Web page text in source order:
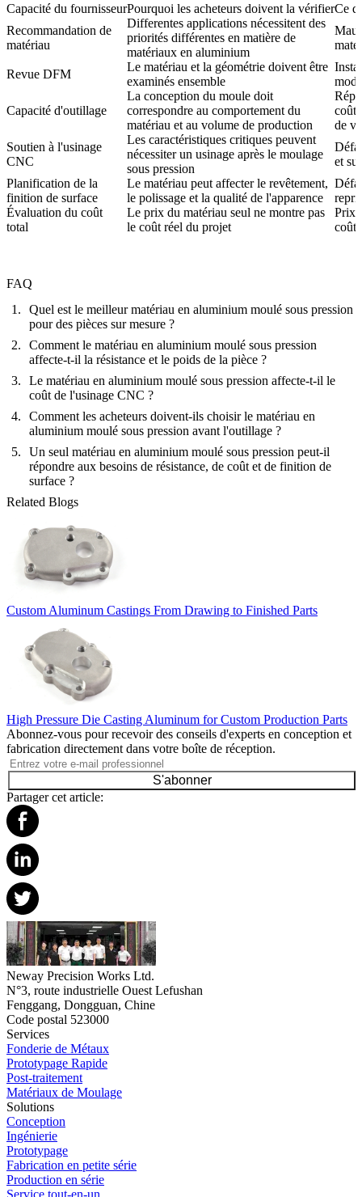
Capacité du fournisseurPourquoi les acheteurs doivent la vérifierCe
Recommandation de
matériau
Differentes applications nécessitent des
priorités différentes en matière de
matériaux en aluminium
Revue DFM
Le matériau et la géométrie doivent être
examinés ensemble
Capacité d'outillage
La conception du moule doit
correspondre au comportement du
matériau et au volume de production
de
Soutien à l'usinage
CNC
Les caractéristiques critiques peuvent
nécessiter un usinage après le moulage
sous pression
et
Planification de la
finition de surface
Le matériau peut affecter le revêtement,
le polissage et la qualité de l'apparence
Évaluation du coût
total
Le prix du matériau seul ne montre pas
le coût réel du projet
Prix
coût
FAQ
Quel est le meilleur matériau en aluminium moulé sous pression
pour des pièces sur mesure ?
Comment le matériau en aluminium moulé sous pression
affecte-t-il la résistance et le poids de la pièce ?
Le matériau en aluminium moulé sous pression affecte-t-il le
coût de l'usinage CNC ?
Comment les acheteurs doivent-ils choisir le matériau en
aluminium moulé sous pression avant l'outillage ?
Un seul matériau en aluminium moulé sous pression peut-il
répondre aux besoins de résistance, de coût et de finition de
surface ?
Related Blogs
Custom Aluminum Castings From Drawing to Finished Parts
High Pressure Die Casting Aluminum for Custom Production Parts
Abonnez-vous pour recevoir des conseils d'experts en conception et
fabrication directement dans votre boîte de réception.
S'abonner
Partager cet article:
Neway Precision Works Ltd.
N°3, route industrielle Ouest Lefushan
Fenggang, Dongguan, Chine
Code postal 523000
Services
Fonderie de Métaux
Prototypage Rapide
Post-traitement
Matériaux de Moulage
Solutions
Conception
Ingénierie
Prototypage
Fabrication en petite série
Production en série
Service tout-en-un